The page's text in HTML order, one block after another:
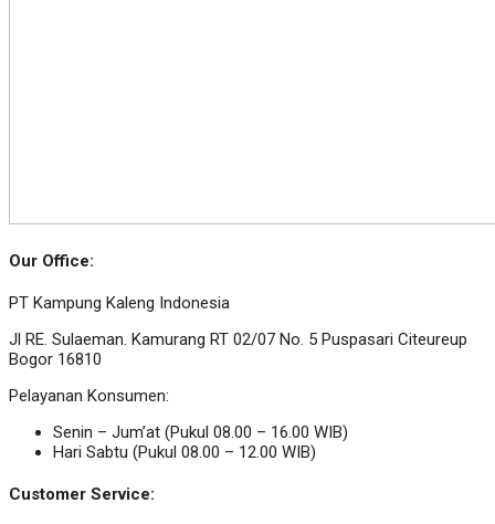
Our Office:
PT Kampung Kaleng Indonesia
Jl RE. Sulaeman. Kamurang RT 02/07 No. 5 Puspasari Citeureup
Bogor 16810
Pelayanan Konsumen:
Senin – Jum’at (Pukul 08.00 – 16.00 WIB)
Hari Sabtu (Pukul 08.00 – 12.00 WIB)
Customer Service: